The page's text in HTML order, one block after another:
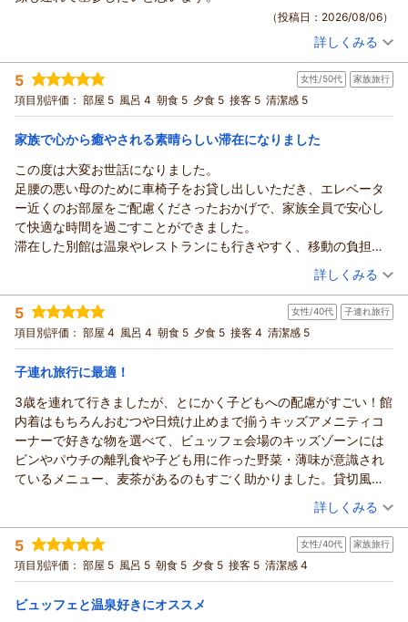
（投稿日：2026/08/06）
投稿者： たまちゃんさん(男性/60代)
宿泊プラン： ＜2026年4月～＞【滞在中ドリンク飲み放題】ドリンクインク
ルーシブプラン
和洋室 朝・夕
宿泊価格帯： 30,001円以上(大人一人あたり/税込)
詳しくみる
5 女性/50代 家族旅行
項目別評価： 部屋 5 風呂 4 朝食 5 夕食 5 接客 5 清潔感 5
家族で心から癒やされる素晴らしい滞在になりました
この度は大変お世話になりました。
足腰の悪い母のために車椅子をお貸し出しいただき、エレベータ
ー近くのお部屋をご配慮くださったおかげで、家族全員で安心し
て快適な時間を過ごすことができました。
滞在した別館は温泉やレストランにも行きやすく、移動の負担も
なく助かりました。美味しいお料理を囲みながら家族の会話も弾
み、心も身体も満たされる最高のひとときとなりました。
朝食で使われていたオリジナルの「明石縮」のお箸があまりに可
愛らしく、特典のベルナティオチケットを利用してお土産に購入
いたしました。自宅でも旅の余韻を楽しんでいます。
える本当に素敵なホテルです。温かいおもてなしをありがとうご
ざいました。
（投稿日：2026/08/02）
宿泊時期： 2026年07月宿泊 (家族旅行)
投稿者： ノンちゃんさん
宿泊プラン： 【じゃらんスペシャルウィーク】50％OFF★お日にち限定！贅
沢6大特典付きプラン＜2食付＞（7）
和洋室 朝・夕
宿泊価格帯： 25,001～26,000円(大人一人あたり/税込)
あてま高原リゾート ホテル ベルナティオからの返信
ノンちゃんさま
この度はベルナティオをご利用いただき誠にありがとうござい
ます。
事前にご相談を承っておりましたので、車椅子の貸し出しやエ
レベーター近くのお部屋のお手配により、ご家族皆さまが安心
して快適なご滞在をお過ごしいただけ何よりでございます。
ご朝食の際にご用意しておりましたオリジナルの明石縮柄のお
箸もお気に召していただけましたようで、大変光栄でございま
す。
この度のお土産にお選びいただけたとのこと、ご自宅でも旅の
詳しくみる
5 女性/40代 子連れ旅行
項目別評価： 部屋 4 風呂 4 朝食 5 夕食 5 接客 4 清潔感 5
子連れ旅行に最適！
3歳を連れて行きましたが、とにかく子どもへの配慮がすごい！館
内着はもちろんおむつや日焼け止めまで揃うキッズアメニティコ
ーナーで好きな物を選べて、ビュッフェ会場のキッズゾーンには
ビンやパウチの離乳食や子ども用に作った野菜・薄味が意識され
ているメニュー、麦茶があるのもすごく助かりました。貸切風呂
には子供用のソープ類、チェアやおもちゃまであり、館内のトイ
レにはおしり拭きが常備されていて、ほぼ手ぶらで来れるので
は？という充実具合です。0~3歳くらいが遊べるキッズルームも
適当なものではなく、小学生くらいが夢中で遊べるプログラムも
盛りだくさん。敷地内は広大かつ自然豊かで家族で散歩している
浮き具の貸し出しがあり娘も時間を忘れてバタ足で泳ぎ回ってい
（投稿日：2026/07/29）
宿泊時期： 2026年07月宿泊 (子連れ旅行)
投稿者： ななさん
宿泊プラン： 【じゃらんスペシャルウィーク】50％OFF★お日にち限定！贅
沢6大特典付きプラン＜2食付＞
和洋室 朝・夕
宿泊価格帯： 25,001～26,000円(大人一人あたり/税込)
詳しくみる
5 女性/40代 家族旅行
項目別評価： 部屋 5 風呂 5 朝食 5 夕食 5 接客 5 清潔感 4
ビュッフェと温泉好きにオススメ